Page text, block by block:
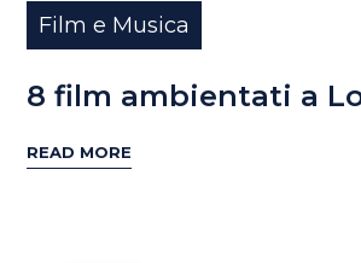
Film e Musica
8 film ambientati a
READ MORE